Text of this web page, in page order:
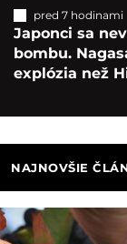
pred 7 hodinami
Japonci sa
bombu.
explózia než
NAJNOVŠIE